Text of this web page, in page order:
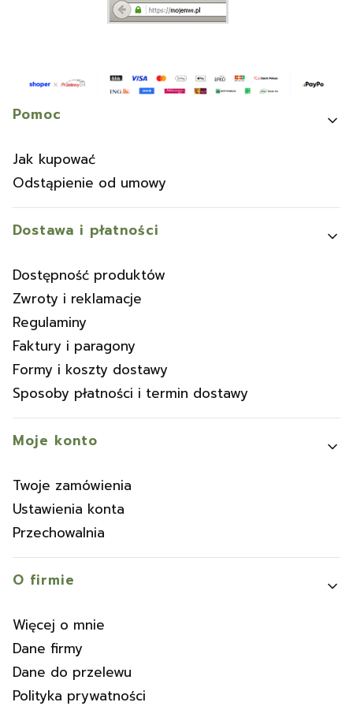
Linki w stopce
Pomoc
Jak kupować
Odstąpienie od umowy
Dostawa i płatności
Dostępność produktów
Zwroty i reklamacje
Regulaminy
Faktury i paragony
Formy i koszty dostawy
Sposoby płatności i termin dostawy
Moje konto
Twoje zamówienia
Ustawienia konta
Przechowalnia
O firmie
Więcej o mnie
Dane firmy
Dane do przelewu
Polityka prywatności